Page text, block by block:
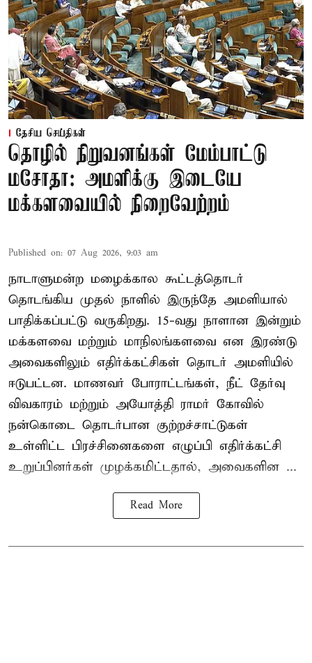
தேசிய செய்திகள்
தொழில் நிறுவனங்கள் மேம்பாட்டு
மசோதா: அமளிக்கு இடையே
மக்களவையில் நிறைவேற்றம்
Published on: 07 Aug 2026, 9:03 am
நாடாளுமன்ற மழைக்கால கூட்டத்தொடர்
தொடங்கிய முதல் நாளில் இருந்தே அமளியால்
பாதிக்கப்பட்டு வருகிறது. 15-வது நாளான இன்றும்
மக்களவை மற்றும் மாநிலங்களவை என இரண்டு
அவைகளிலும் எதிர்க்கட்சிகள் தொடர் அமளியில்
ஈடுபட்டன. மாணவர் போராட்டங்கள், நீட் தேர்வு
விவகாரம் மற்றும் அயோத்தி ராமர் கோவில்
நன்கொடை தொடர்பான குற்றச்சாட்டுகள்
உள்ளிட்ட பிரச்சினைகளை எழுப்பி எதிர்க்கட்சி
உறுப்பினர்கள் முழக்கமிட்டதால், அவைகளின ...
Read More